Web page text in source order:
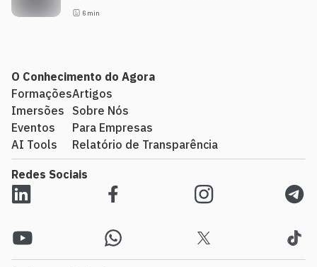
6 min
O Conhecimento do Agora
Formações
Imersões
Eventos
AI Tools
Artigos
Sobre Nós
Para Empresas
Relatório de Transparência
Redes Sociais